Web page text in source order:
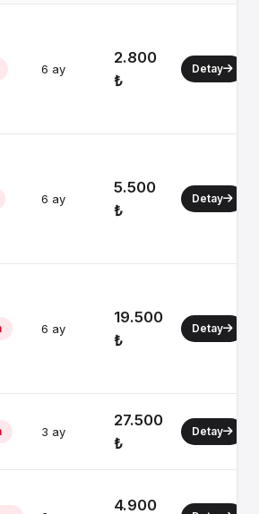
6 ay
2.800
₺
Detay
6 ay
5.500
₺
Detay
6 ay
19.500
₺
Detay
3 ay
27.500
₺
Detay
4.900